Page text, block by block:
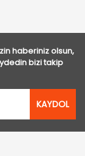
haberiniz olsun,
bizi takip
KAYDOL